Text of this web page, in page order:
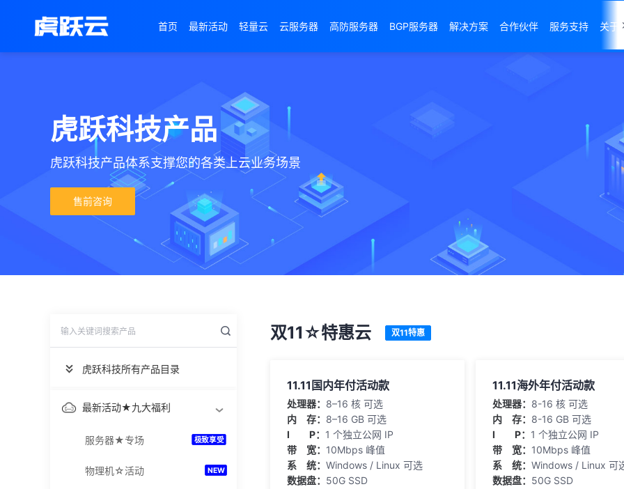
首页 最新活动 轻量云 云服务器 高防服务器 BGP服务器 解决方案 合作伙伴 服务支持 关于
虎跃科技产品
虎跃科技产品体系支撑您的各类上云业务场景
售前咨询
虎跃科技所有产品目录
最新活动★九大福利
服务器★专场 极致享受
物理机☆活动 NEW
双11☆特惠云 双11特惠
11.11国内年付活动款
处理器： 8–16 核 可选
内 存： 8–16 GB 可选
I P： 1 个独立公网 IP
带 宽： 10Mbps 峰值
系 统： Windows / Linux 可选
数据盘： 50G SSD
11.11海外年付活动款
处理器： 8-16 核 可选
内 存： 8-16 GB 可选
I P： 1 个独立公网 IP
带 宽： 10Mbps 峰值
系 统： Windows / Linux 可
数据盘： 50G SSD